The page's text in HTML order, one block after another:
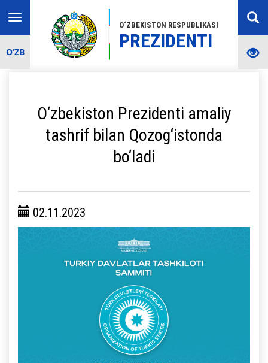
O‘ZBEKISTON RESPUBLIKASI
PREZIDENTI
Toggle
navigation
O‘ZB
O‘zbekiston Prezidenti amaliy
tashrif bilan Qozog‘istonda
bo‘ladi
02.11.2023